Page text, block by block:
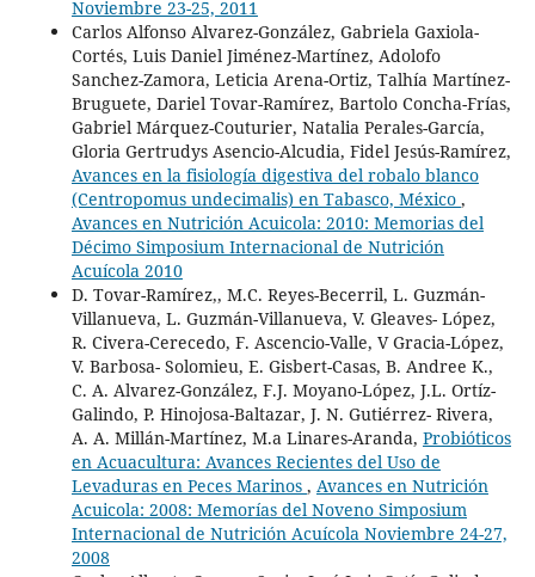
Noviembre 23-25, 2011
Carlos Alfonso Alvarez-González, Gabriela Gaxiola-
Cortés, Luis Daniel Jiménez-Martínez, Adolofo
Sanchez-Zamora, Leticia Arena-Ortiz, Talhía Martínez-
Bruguete, Dariel Tovar-Ramírez, Bartolo Concha-Frías,
Gabriel Márquez-Couturier, Natalia Perales-García,
Gloria Gertrudys Asencio-Alcudia, Fidel Jesús-Ramírez,
Avances en la fisiología digestiva del robalo blanco
(Centropomus undecimalis) en Tabasco, México ,
Avances en Nutrición Acuicola: 2010: Memorias del
Décimo Simposium Internacional de Nutrición
Acuícola 2010
D. Tovar-Ramírez,, M.C. Reyes-Becerril, L. Guzmán-
Villanueva, L. Guzmán-Villanueva, V. Gleaves- López,
R. Civera-Cerecedo, F. Ascencio-Valle, V Gracia-López,
V. Barbosa- Solomieu, E. Gisbert-Casas, B. Andree K.,
C. A. Alvarez-González, F.J. Moyano-López, J.L. Ortíz-
Galindo, P. Hinojosa-Baltazar, J. N. Gutiérrez- Rivera,
A. A. Millán-Martínez, M.a Linares-Aranda, Probióticos
en Acuacultura: Avances Recientes del Uso de
Levaduras en Peces Marinos , Avances en Nutrición
Acuicola: 2008: Memorías del Noveno Simposium
Internacional de Nutrición Acuícola Noviembre 24-27,
2008